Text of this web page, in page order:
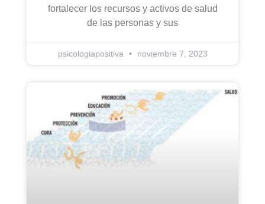
fortalecer los recursos y activos de salud
de las personas y sus
psicologiapositiva noviembre 7, 2023